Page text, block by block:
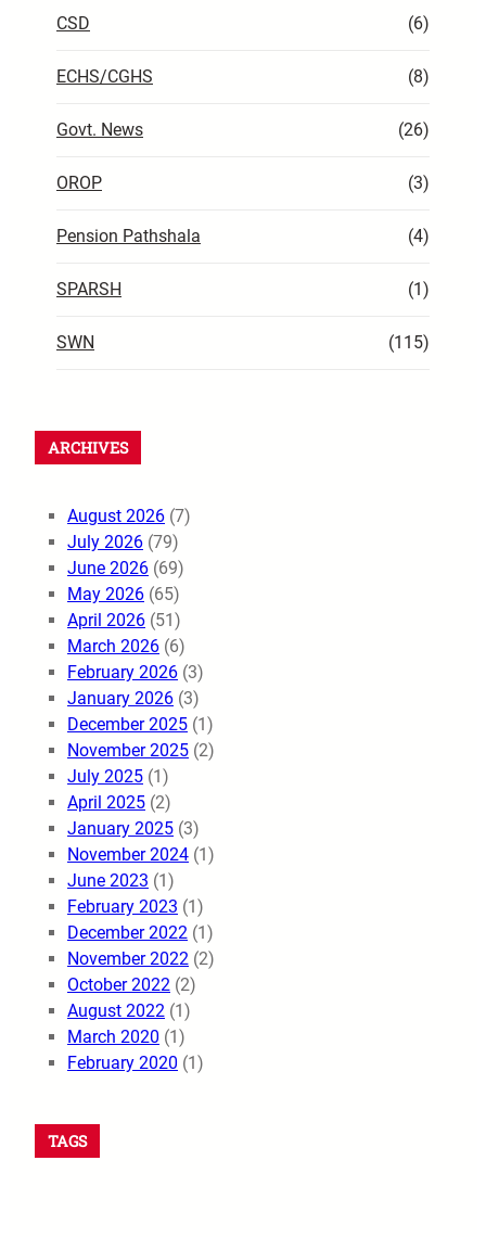
CSD (6)
ECHS/CGHS (8)
Govt. News (26)
OROP (3)
Pension Pathshala (4)
SPARSH (1)
SWN (115)
ARCHIVES
August 2026 (7)
July 2026 (79)
June 2026 (69)
May 2026 (65)
April 2026 (51)
March 2026 (6)
February 2026 (3)
January 2026 (3)
December 2025 (1)
November 2025 (2)
July 2025 (1)
April 2025 (2)
January 2025 (3)
November 2024 (1)
June 2023 (1)
February 2023 (1)
December 2022 (1)
November 2022 (2)
October 2022 (2)
August 2022 (1)
March 2020 (1)
February 2020 (1)
TAGS